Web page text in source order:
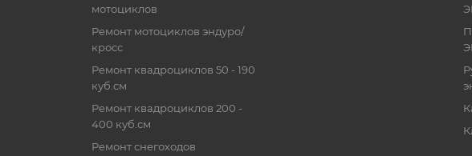
мотоциклов
Ремонт мотоциклов эндуро/
кросс
Ремонт квадроциклов 50 - 190
куб.см
Ремонт квадроциклов 200 -
400 куб.см
Ремонт снегоходов